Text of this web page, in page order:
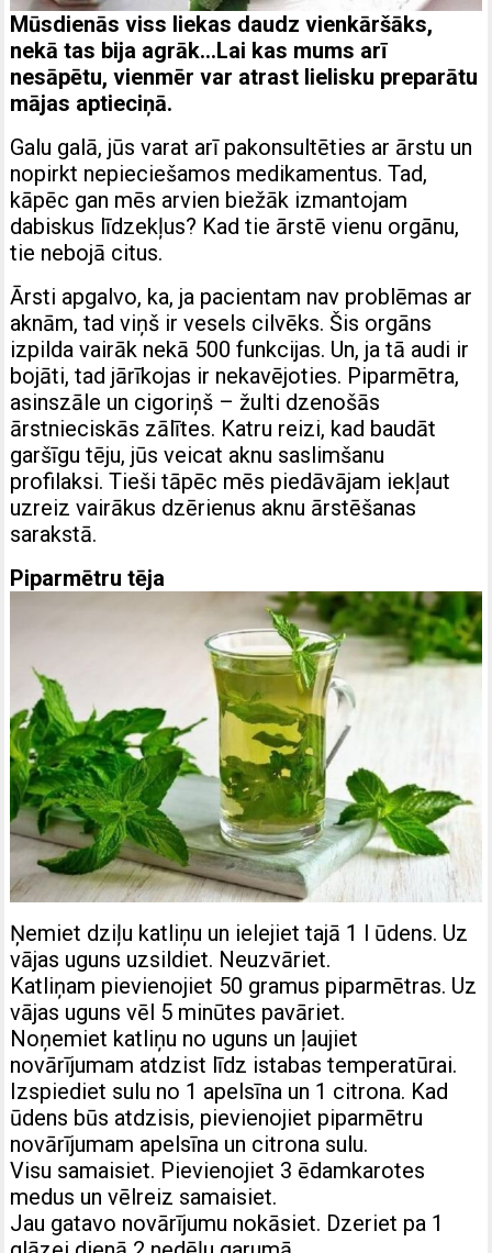
Mūsdienās viss liekas daudz vienkāršāks,
nekā tas bija agrāk…Lai kas mums arī
nesāpētu, vienmēr var atrast lielisku preparātu
mājas aptieciņā.
Galu galā, jūs varat arī pakonsultēties ar ārstu un
nopirkt nepieciešamos medikamentus. Tad,
kāpēc gan mēs arvien biežāk izmantojam
dabiskus līdzekļus? Kad tie ārstē vienu orgānu,
tie nebojā citus.
Ārsti apgalvo, ka, ja pacientam nav problēmas ar
aknām, tad viņš ir vesels cilvēks. Šis orgāns
izpilda vairāk nekā 500 funkcijas. Un, ja tā audi ir
bojāti, tad jārīkojas ir nekavējoties. Piparmētra,
asinszāle un cigoriņš – žulti dzenošās
ārstnieciskās zālītes. Katru reizi, kad baudāt
garšīgu tēju, jūs veicat aknu saslimšanu
profilaksi. Tieši tāpēc mēs piedāvājam iekļaut
uzreiz vairākus dzērienus aknu ārstēšanas
sarakstā.
Piparmētru tēja
Ņemiet dziļu katliņu un ielejiet tajā 1 l ūdens. Uz
vājas uguns uzsildiet. Neuzvāriet.
Katliņam pievienojiet 50 gramus piparmētras. Uz
vājas uguns vēl 5 minūtes pavāriet.
Noņemiet katliņu no uguns un ļaujiet
novārījumam atdzist līdz istabas temperatūrai.
Izspiediet sulu no 1 apelsīna un 1 citrona. Kad
ūdens būs atdzisis, pievienojiet piparmētru
novārījumam apelsīna un citrona sulu.
Visu samaisiet. Pievienojiet 3 ēdamkarotes
medus un vēlreiz samaisiet.
Jau gatavo novārījumu nokāsiet. Dzeriet pa 1